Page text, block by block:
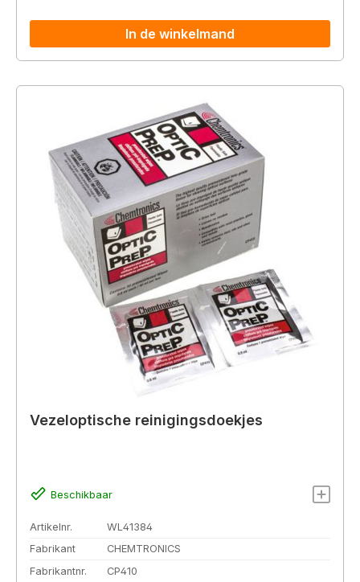
In de winkelmand
Vezeloptische reinigingsdoekjes
Beschikbaar
Artikelnr.
WL41384
Fabrikant
CHEMTRONICS
Fabrikantnr.
CP410